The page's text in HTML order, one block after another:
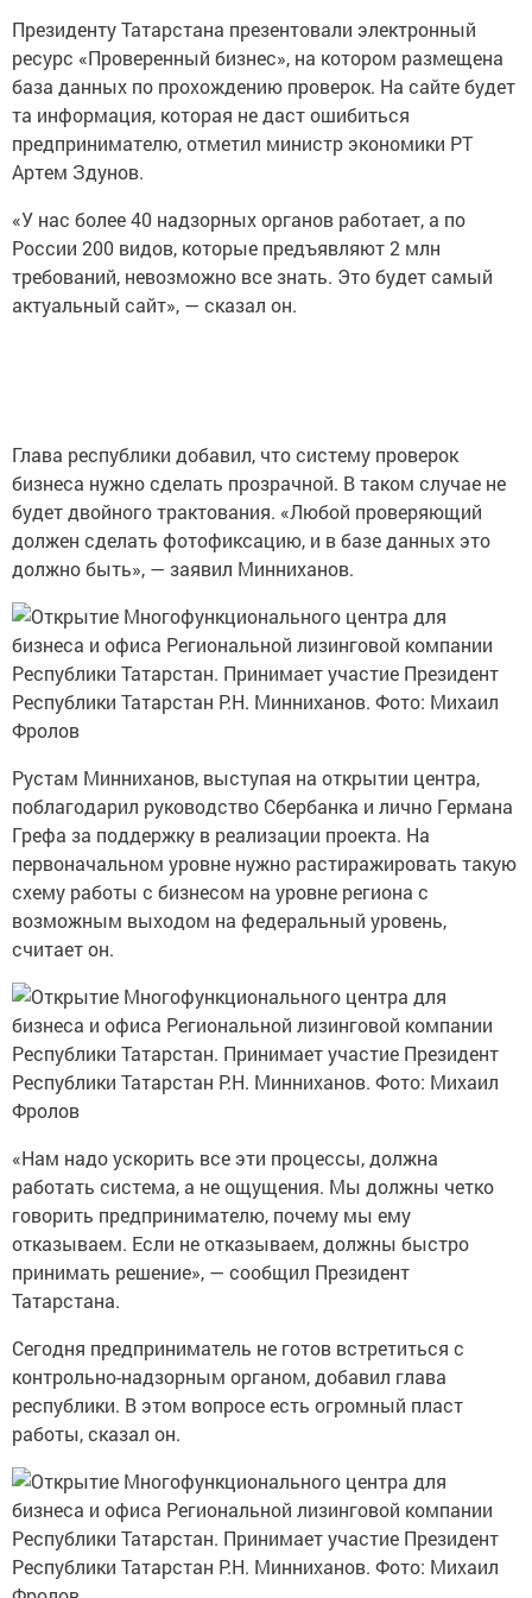
Президенту Татарстана презентовали электронный
ресурс «Проверенный бизнес», на котором размещена
база данных по прохождению проверок. На сайте будет
та информация, которая не даст ошибиться
предпринимателю, отметил министр экономики РТ
Артем Здунов.
«У нас более 40 надзорных органов работает, а по
России 200 видов, которые предъявляют 2 млн
требований, невозможно все знать. Это будет самый
актуальный сайт», — сказал он.
Глава республики добавил, что систему проверок
бизнеса нужно сделать прозрачной. В таком случае не
будет двойного трактования. «Любой проверяющий
должен сделать фотофиксацию, и в базе данных это
должно быть», — заявил Минниханов.
Рустам Минниханов, выступая на открытии центра,
поблагодарил руководство Сбербанка и лично Германа
Грефа за поддержку в реализации проекта. На
первоначальном уровне нужно растиражировать такую
схему работы с бизнесом на уровне региона с
возможным выходом на федеральный уровень,
считает он.
«Нам надо ускорить все эти процессы, должна
работать система, а не ощущения. Мы должны четко
говорить предпринимателю, почему мы ему
отказываем. Если не отказываем, должны быстро
принимать решение», — сообщил Президент
Татарстана.
Сегодня предприниматель не готов встретиться с
контрольно-надзорным органом, добавил глава
республики. В этом вопросе есть огромный пласт
работы, сказал он.